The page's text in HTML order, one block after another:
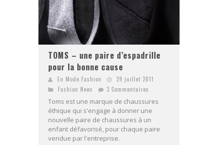
TOMS – une paire d’espadrille
pour la bonne cause
En Mode Fashion
29 juillet 2011
Fashion News
3 Commentaires
Toms est une marque de chaussures
éthique qui s'engage à donner une
nouvelle paire de chaussures à un
enfant défavorisé, pour chaque paire
vendue par l'entreprise.